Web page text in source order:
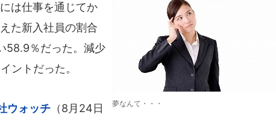
夢なんて・・・
は仕事を通じてか
た新入社員の割合
58.9％だった。減少
ントだった。
ウォッチ （8月24日